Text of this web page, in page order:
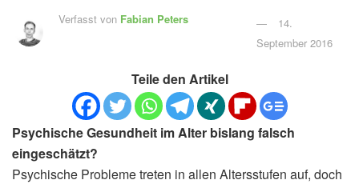
Verfasst von Fabian Peters
14.
September 2016
Teile den Artikel
Psychische Gesundheit im Alter bislang falsch
eingeschätzt?
Psychische Probleme treten in allen Altersstufen auf, doch